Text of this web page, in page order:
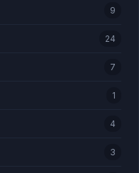
9
24
7
1
4
3